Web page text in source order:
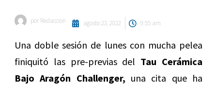
por Redaccion agosto 23, 2022 9:55 am
Una doble sesión de lunes con mucha pelea
finiquitó las pre-previas del Tau Cerámica
Bajo Aragón Challenger, una cita que ha